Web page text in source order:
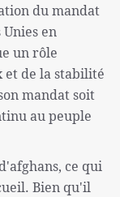
du mandat
en
un rôle
et de la stabilité
mandat soit
au peuple
ce qui
Bien qu'il